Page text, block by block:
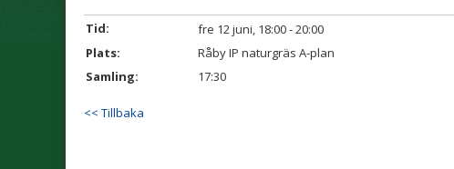
Tid:
fre 12 juni, 18:00 - 20:00
Plats:
Råby IP naturgräs A-plan
Samling:
17:30
<< Tillbaka